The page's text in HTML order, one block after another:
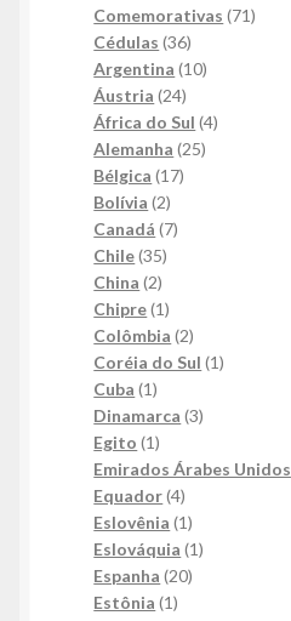
produtos
Comemorativas 7171
Cédulas 3636
produtos
Argentina 1010
Áustria 2424
produtos
África do Sul 44
Alemanha 2525
Bélgica 1717
Bolívia 22
produtos
Canadá 77
Chile 3535
China 22
produtos
Chipre 11
produto
Colômbia 22
produtos
Coréia do Sul 11
Cuba 11
produto
Dinamarca 33
Egito 11
produto
Emirados Árabes Unidos
Equador 44
produtos
Eslovênia 11
produto
Eslováquia 11
Espanha 2020
Estônia 11